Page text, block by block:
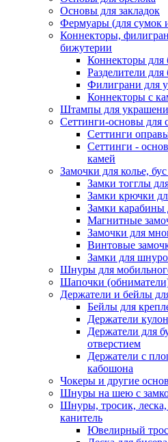
Основы для закладок
Фермуары (для сумок
Коннекторы,
бижутерии
Коннекторы для
Разделители
Филиграни для
Коннекторы с
Штампы для
Сеттинги-основы для
Сеттинги
Сеттинги -
камей
Замочки для колье,
Замки тогглы
Замки крючки
Замки карабины
Магнитные
Замочки для
Винтовые
Замки для
Шнуры для
Шапочки
Держатели и бейлы
Бейлы для
Держатели
Держатели для
отверстием
Держатели с
кабошона
Чокеры и другие
Шнуры на шею с
Шнуры, тросик,
канитель
Ювелирный